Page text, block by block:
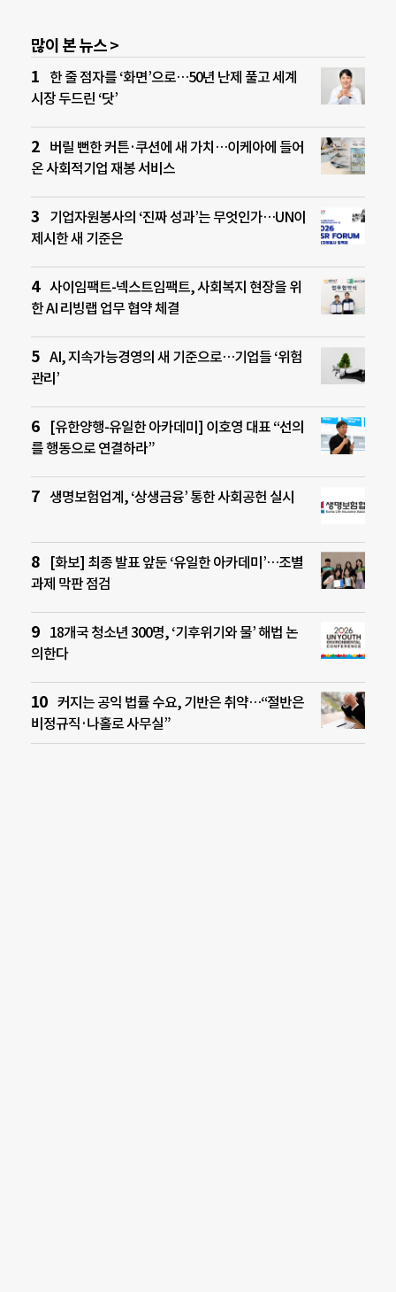
많이 본 뉴스 >
한 줄 점자를 ‘화면’으로…50년 난제 풀고 세계
시장 두드린 ‘닷’
버릴 뻔한 커튼·쿠션에 새 가치…이케아에 들어
온 사회적기업 재봉 서비스
기업자원봉사의 ‘진짜 성과’는 무엇인가…UN이
제시한 새 기준은
사이임팩트-넥스트임팩트, 사회복지 현장을 위
한 AI 리빙랩 업무 협약 체결
AI, 지속가능경영의 새 기준으로…기업들 ‘위험
관리’
[유한양행-유일한 아카데미] 이호영 대표 “선의
를 행동으로 연결하라”
생명보험업계, ‘상생금융’ 통한 사회공헌 실시
[화보] 최종 발표 앞둔 ‘유일한 아카데미’…조별
과제 막판 점검
18개국 청소년 300명, ‘기후위기와 물’ 해법 논
의한다
커지는 공익 법률 수요, 기반은 취약…“절반은
비정규직·나홀로 사무실”